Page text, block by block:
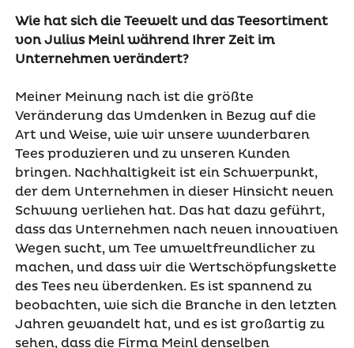
Wie hat sich die Teewelt und das Teesortiment
von Julius Meinl während Ihrer Zeit im
Unternehmen verändert?
Meiner Meinung nach ist die größte
Veränderung das Umdenken in Bezug auf die
Art und Weise, wie wir unsere wunderbaren
Tees produzieren und zu unseren Kunden
bringen. Nachhaltigkeit ist ein Schwerpunkt,
der dem Unternehmen in dieser Hinsicht neuen
Schwung verliehen hat. Das hat dazu geführt,
dass das Unternehmen nach neuen innovativen
Wegen sucht, um Tee umweltfreundlicher zu
machen, und dass wir die Wertschöpfungskette
des Tees neu überdenken. Es ist spannend zu
beobachten, wie sich die Branche in den letzten
Jahren gewandelt hat, und es ist großartig zu
sehen, dass die Firma Meinl denselben